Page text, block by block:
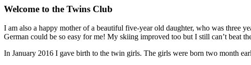
Welcome to the Twins Club
I am also a happy mother of a beautiful five-year old daughter, who was three
German could be so easy for me! My skiing improved too but I still can’t beat
In January 2016 I gave birth to the twin girls. The girls were born two month